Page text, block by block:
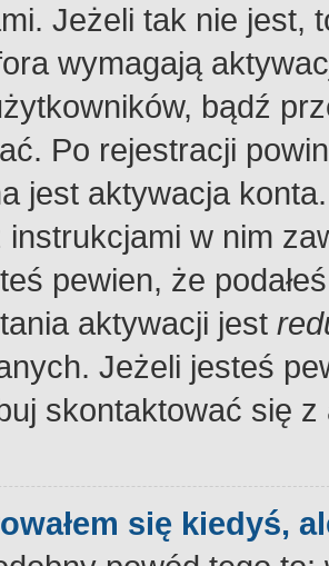
Jeżeli tak nie jest,
wymagają
bądź
Po rejestracji
jest aktywacja
instrukcjami w nim
pewien, że
aktywacji jest
Jeżeli jesteś
skontaktować się
się kiedyś,